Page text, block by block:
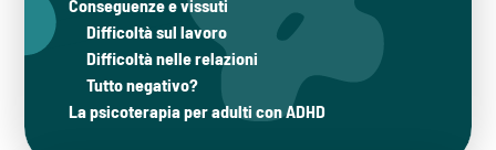
Conseguenze e vissuti
Difficoltà sul lavoro
Difficoltà nelle relazioni
Tutto negativo?
La psicoterapia per adulti con ADHD